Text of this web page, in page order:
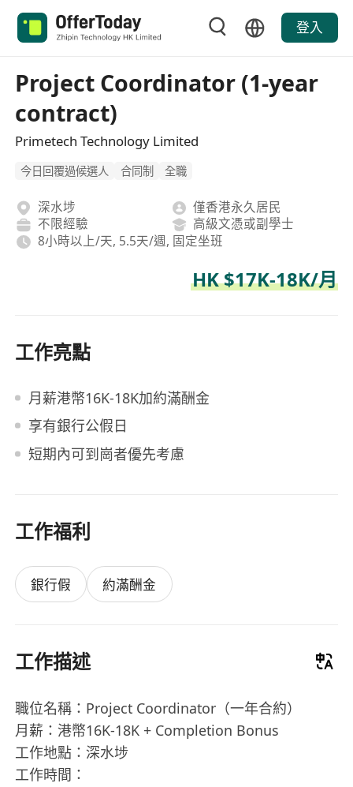
登入
Project Coordinator (1-year
contract)
Primetech Technology Limited
今日回覆過候選人 合同制 全職
深水埗
僅香港永久居民
不限經驗
高級文憑或副學士
8小時以上/天, 5.5天/週, 固定坐班
HK $17K-18K/月
工作亮點
月薪港幣16K-18K加約滿酬金
享有銀行公假日
短期內可到崗者優先考慮
工作福利
銀行假 約滿酬金
工作描述
職位名稱：Project Coordinator（一年合約）
月薪：港幣16K-18K + Completion Bonus
工作地點：深水埗
工作時間：